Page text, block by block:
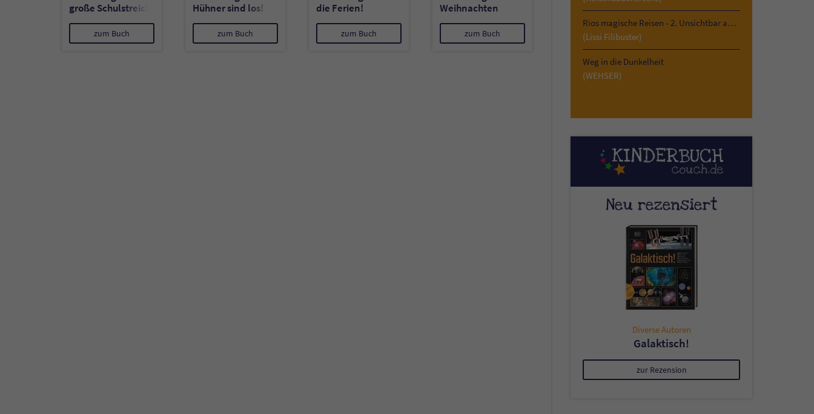
große Schulstreich
zum Buch
Hühner sind los!
zum Buch
die Ferien!
zum Buch
Weihnachten
zum Buch
Rios magische Reisen - 2. Unsichtbar am Kilimandscharo
(Lissi Filibuster)
Weg in die Dunkelheit
(WEHSER)
Neu rezensiert
Diverse Autoren
Galaktisch!
zur Rezension
tx_pwcomments_ahash